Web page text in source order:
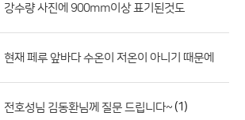
강수량 사진에 900mm이상 표기된것도
현재 페루 앞바다 수온이 저온이 아니기 때문에
전호성님 김동환님께 질문 드립니다~ (1)